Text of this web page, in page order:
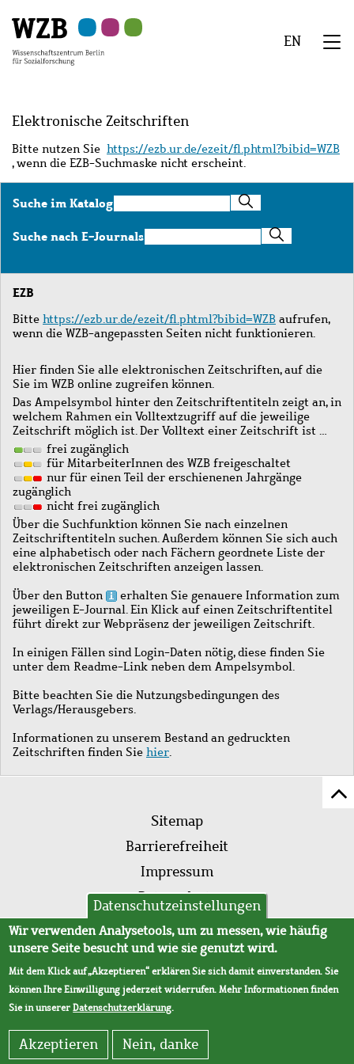
Hauptinhalt
springen
Navigation
springen
Suche
springen
Sekundärnavigation
springen
Fußzeile
springen
EN
Elektronische Zeitschriften
Bitte nutzen Sie https://ezb.ur.de/ezeit/fl.phtml?bibid=WZB
, wenn die EZB-Suchmaske nicht erscheint.
Suche im KatalogSuche
im
Katalog
Suche nach E-JournalsSuche
nach
Journals
EZB
Bitte https://ezb.ur.de/ezeit/fl.phtml?bibid=WZB aufrufen,
wenn die WZB-angepassten Seiten nicht funktionieren.
Hier finden Sie alle elektronischen Zeitschriften, auf die
Sie im WZB online zugreifen können.
Das Ampelsymbol hinter den Zeitschriftentiteln zeigt an, in
welchem Rahmen ein Volltextzugriff auf die jeweilige
Zeitschrift möglich ist. Der Volltext einer Zeitschrift ist …
frei zugänglich
für MitarbeiterInnen des WZB freigeschaltet
nur für einen Teil der erschienenen Jahrgänge
zugänglich
nicht frei zugänglich
Über die Suchfunktion können Sie nach einzelnen
Zeitschriftentiteln suchen. Außerdem können Sie sich auch
eine alphabetisch oder nach Fächern geordnete Liste der
elektronischen Zeitschriften anzeigen lassen.
Über den Button
erhalten Sie genauere Information zum
jeweiligen E-Journal. Ein Klick auf einen Zeitschriftentitel
führt direkt zur Webpräsenz der jeweiligen Zeitschrift.
In einigen Fällen sind Login-Daten nötig, diese finden Sie
unter dem Readme-Link neben dem Ampelsymbol.
Bitte beachten Sie die Nutzungsbedingungen des
Verlags/Herausgebers.
Informationen zu unserem Bestand an gedruckten
Zeitschriften finden Sie hier.
Fußleistenmenü
Sitemap
Barrierefreiheit
Impressum
Datenschutz
AVB
Datenschutzeinstellungen
Wir verwenden Analysetools, um zu messen, wie häufig
unsere Seite besucht und wie sie genutzt wird.
Mit dem Klick auf „Akzeptieren“ erklären Sie sich damit einverstanden. Sie
können Ihre Einwilligung jederzeit widerrufen. Mehr Informationen finden
Sie in unsererDatenschutzerklärung.
Akzeptieren Nein, danke